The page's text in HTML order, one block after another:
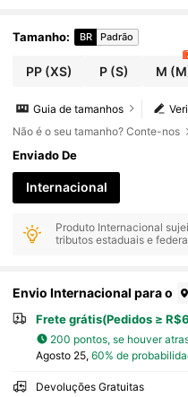
o Doméstico no Verão
Tamanho: BR Padrão
PP(XS) P(S) M
Guia de tamanhos
Não é o seu tamanho? Conte-nos
Enviado De
Internacional
Produto Internacional
tributos estaduais e
Envio Internacional para o
Frete grátis(Pedidos ≥
200 pontos, se houver
Agosto 25, 60% de
Devoluções Gratuitas